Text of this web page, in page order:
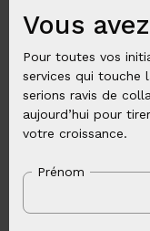
Vous
Pour toutes vos
services qui touche
serions ravis de
aujourd’hui pour
votre croissance.
Prénom